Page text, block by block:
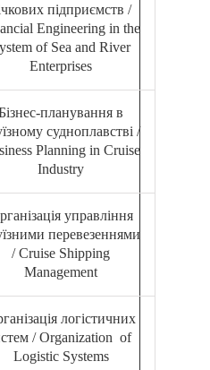
підприємств /
Engineering in the
of Sea and River
Enterprises
планування в
судноплавстві /
Planning in Cruise
Industry
управління
перевезеннями
/ Cruise Shipping
Management
логістичних
/ Organization of
Logistic Systems